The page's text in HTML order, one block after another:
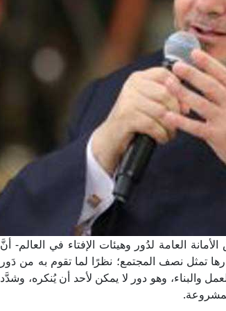
العامة لدُور وهيئات الإفتاء في العالم- أنَّ
تمثل نصف المجتمع؛ نظرًا لما تقوم به من دَور
والبناء، وهو دور لا يمكن لأحد أن يُنكره، وشدَّد